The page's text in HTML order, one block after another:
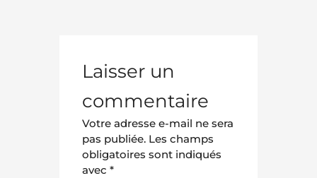
Laisser un
commentaire
Votre adresse e-mail ne sera
pas publiée. Les champs
obligatoires sont indiqués
avec*